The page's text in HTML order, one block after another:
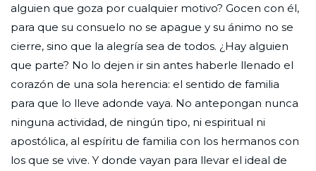
alguien que goza por cualquier motivo? Gocen con él,
para que su consuelo no se apague y su ánimo no se
cierre, sino que la alegría sea de todos. ¿Hay alguien
que parte? No lo dejen ir sin antes haberle llenado el
corazón de una sola herencia: el sentido de familia
para que lo lleve adonde vaya. No antepongan nunca
ninguna actividad, de ningún tipo, ni espiritual ni
apostólica, al espíritu de familia con los hermanos con
los que se vive. Y donde vayan para llevar el ideal de